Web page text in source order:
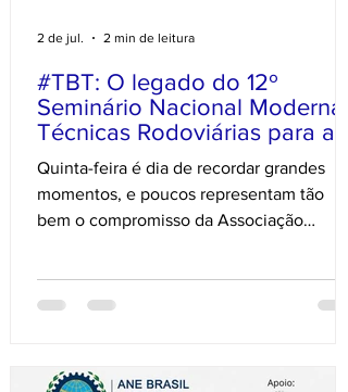
#TBT: O legado do 12º
Seminário Nacional Modernas
Técnicas Rodoviárias para a
Engenharia Brasileira
Quinta-feira é dia de recordar grandes
momentos, e poucos representam tão
bem o compromisso da Associação
Modernas Técnicas Rodoviárias (MTR
pesquisadores, estudantes, gestores
2 de jul. 2 min de leitura